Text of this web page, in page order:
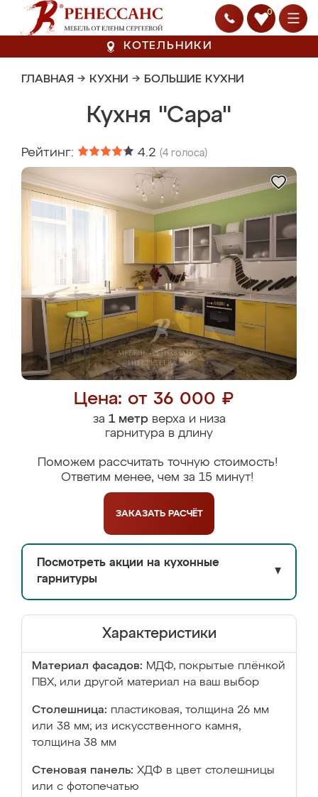
0
КОТЕЛЬНИКИ
ГЛАВНАЯ → КУХНИ → БОЛЬШИЕ КУХНИ
Кухня "Сара"
Рейтинг: 4.2 (4 голоса)
Цена: от 36 000 ₽
за 1 метрверха и низа
гарнитура в длину
Поможем рассчитать точную стоимость!
Ответим менее, чем за 15 минут!
ЗАКАЗАТЬ РАСЧЁТ
Посмотреть акции на кухонные
гарнитуры
▼
Характеристики
Материал фасадов: МДФ, покрытые плёнкой
ПВХ, или другой материал на ваш выбор
Столешница: пластиковая, толщина 26 мм
или 38 мм; из искусственного камня,
толщина 38 мм
Стеновая панель: ХДФ в цвет столешницы
или с фотопечатью